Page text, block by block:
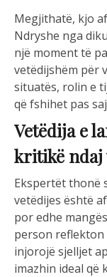
Megjithatë, kjo
Ndryshe nga
një moment të
vetëdijshëm për
situatës, rolin e
që fshihet pas
Vetëdija e
kritikë ndaj
Ekspertët thonë
vetëdijes është
por edhe
person reflekton
injorojë sjelljet
imazhin ideal që